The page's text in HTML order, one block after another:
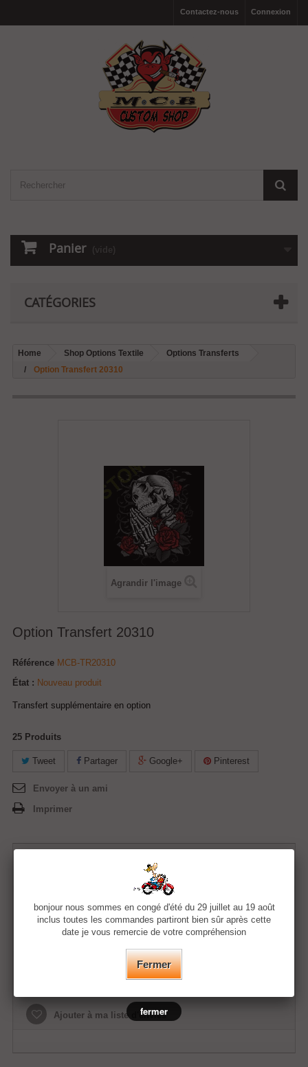
Connexion
Contactez-nous
Panier (vide)
CATÉGORIES
Home Shop Options Textile
Options Transferts
Option Transfert 20310
Agrandir l'image
Option Transfert 20310
Référence MCB-TR20310
État : Nouveau produit
Transfert supplémentaire en option
25 Produits
Tweet Partager Google+ Pinterest
Envoyer à un ami
Imprimer
Quantité
Ajouter à ma liste d'envies
bonjour nous sommes en congé d'été du 29 juillet au 19 août
inclus toutes les commandes partiront bien sûr après cette
date je vous remercie de votre compréhension
Fermer
fermer